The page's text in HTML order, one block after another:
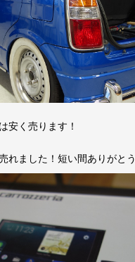
安く売ります！
れました！短い間ありがとう